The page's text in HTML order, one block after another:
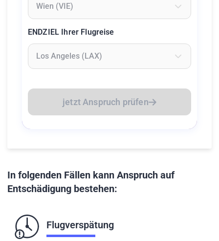
ENDZIEL Ihrer Flugreise
jetzt Anspruch prüfen
In folgenden Fällen kann Anspruch auf
Entschädigung bestehen:
Flugverspätung